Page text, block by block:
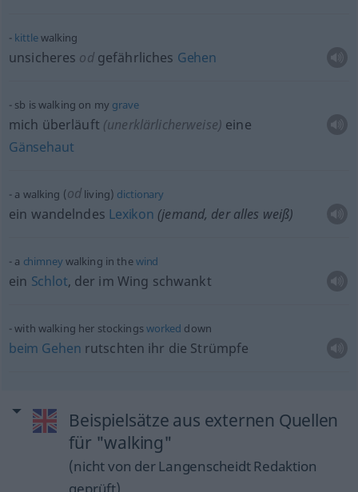
kittlewalking
unsicheres odgefährliches Gehen
sb is walking on my grave
mich überläuft (unerklärlicherweise) eine
Gänsehaut
a walking (od living) dictionary
ein wandelndes Lexikon (jemand, der alles weiß)
a chimneywalking in thewind
ein Schlot, der im Wing schwankt
with walking her stockingsworked down
beim Gehen rutschten ihr die Strümpfe
Beispielsätze aus externen Quellen
für "walking"
(nicht von der Langenscheidt Redaktion